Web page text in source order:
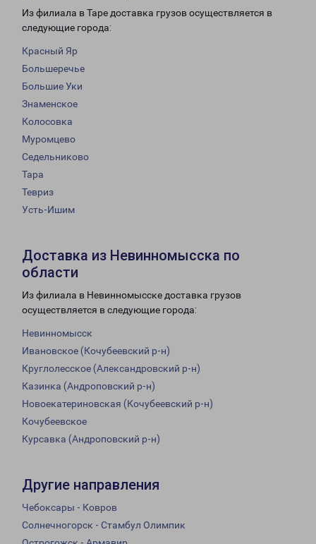
Из филиала в Таре доставка грузов осуществляется в
следующие города:
Красный Яр
Большеречье
Большие Уки
Знаменское
Колосовка
Муромцево
Седельниково
Тара
Тевриз
Усть-Ишим
Доставка из Невинномысска по
области
Из филиала в Невинномысске доставка грузов
осуществляется в следующие города:
Невинномысск
Ивановское (Кочубеевский р-н)
Круглолесское (Александровский р-н)
Казинка (Андроповский р-н)
Новоекатериновская (Кочубеевский р-н)
Кочубеевское
Курсавка (Андроповский р-н)
Другие направления
Чебоксары - Ковров
Солнечногорск - Стамбул Олимпик